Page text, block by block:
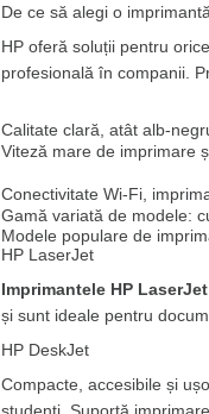
De ce să alegi o
HP oferă soluții pentru
profesională în companii.
Calitate clară, atât alb-
Viteză mare de imprimare
Conectivitate Wi-Fi,
Gamă variată de modele:
Modele populare de
HP LaserJet
Imprimantele HP LaserJet
și sunt ideale pentru
HP DeskJet
Compacte, accesibile și